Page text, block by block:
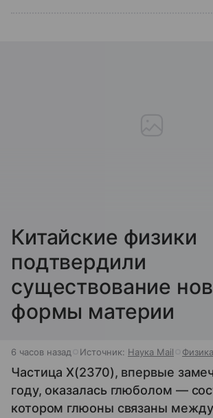
Китайские физики
подтвердили
существование
формы материи
6 часов назад Источник: Наука Mail Физика
Частица X(2370), впервые
году, оказалась глюболом —
котором глюоны связаны